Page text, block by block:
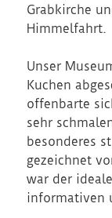
Grabkirche
Himmelfahrt.
Unser
Kuchen
offenbarte
sehr
besonderes
gezeichnet
war der
informativen